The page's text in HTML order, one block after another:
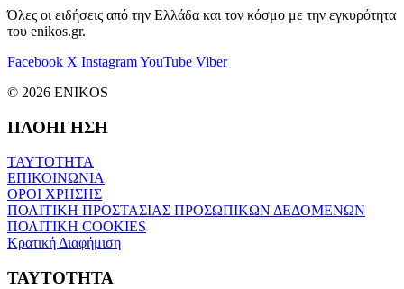
Όλες οι ειδήσεις από την Ελλάδα και τον κόσμο με την εγκυρότητα
του enikos.gr.
Facebook X InstagramYouTube Viber
© 2026 ENIKOS
ΠΛΟΗΓΗΣΗ
ΤΑΥΤΟΤΗΤΑ
ΕΠΙΚΟΙΝΩΝΙΑ
ΟΡΟΙ ΧΡΗΣΗΣ
ΠΟΛΙΤΙΚΗ ΠΡΟΣΤΑΣΙΑΣ ΠΡΟΣΩΠΙΚΩΝ ΔΕΔΟΜΕΝΩΝ
ΠΟΛΙΤΙΚΗ COOKIES
Κρατική Διαφήμιση
ΤΑΥΤΟΤΗΤΑ